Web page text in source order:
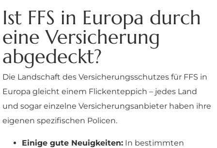
Ist FFS in Europa durch
eine Versicherung
abgedeckt?
Die Landschaft des Versicherungsschutzes für FFS in
Europa gleicht einem Flickenteppich – jedes Land
und sogar einzelne Versicherungsanbieter haben ihre
eigenen spezifischen Policen.
Einige gute Neuigkeiten: In bestimmten